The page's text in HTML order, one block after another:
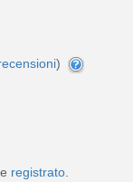
)
registrato.